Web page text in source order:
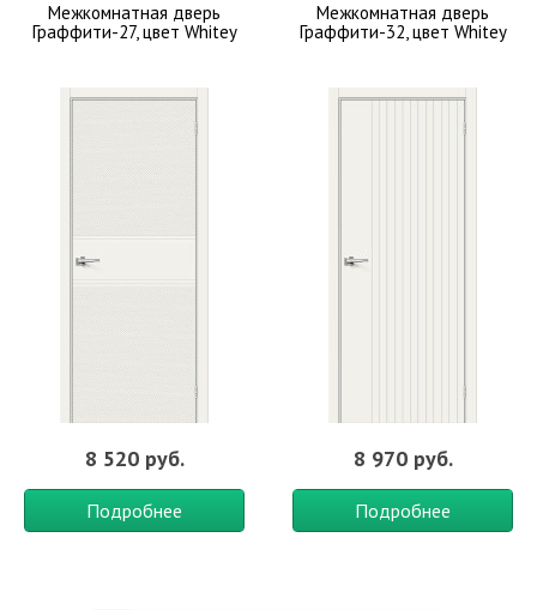
Межкомнатная дверь
Граффити-27, цвет Whitey
8 520 руб.
Подробнее
Межкомнатная дверь
Граффити-32, цвет Whitey
8 970 руб.
Подробнее